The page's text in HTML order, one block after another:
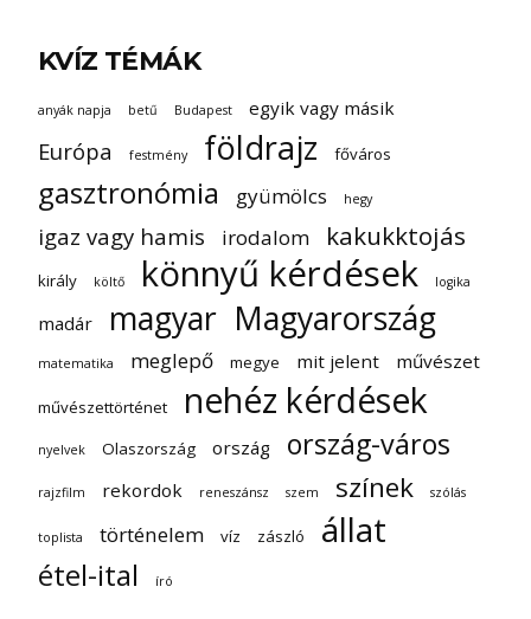
KVÍZ TÉMÁK
anyák napja betű Budapest egyik vagy másik
Európa festmény földrajz főváros
gasztronómia gyümölcs hegy
igaz vagy hamis irodalom kakukktojás
király költő könnyű kérdések logika
madár magyar Magyarország
matematika meglepő megye mit jelent művészet
művészettörténet nehéz kérdések
nyelvek Olaszország ország ország-város
rajzfilm rekordok reneszánsz szem színek szólás
toplista történelem víz zászló állat
étel-ital író